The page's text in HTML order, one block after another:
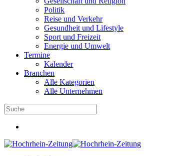
Politik
Reise und Verkehr
Gesundheit und Lifestyle
Sport und Freizeit
Energie und Umwelt
Termine
Kalender
Branchen
Alle Kategorien
Alle Unternehmen